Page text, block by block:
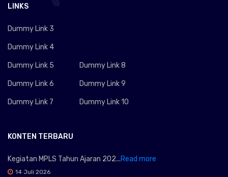
LINKS
Dummy Link 3
Dummy Link 4
Dummy Link 5
Dummy Link 6
Dummy Link 7
Dummy Link 8
Dummy Link 9
Dummy Link 10
KONTEN TERBARU
Kegiatan MPLS Tahun Ajaran 202...Read more
14 Juli 2026